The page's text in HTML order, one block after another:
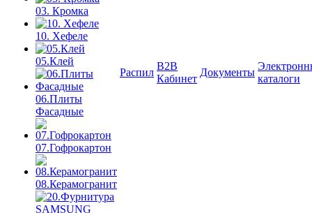
03. Кромка
10. Хефеле
05.Клей
06.Плиты
Фасадные
07.Гофрокартон
08.Керамогранит
Распил
B2B
Кабинет
Документы
каталоги